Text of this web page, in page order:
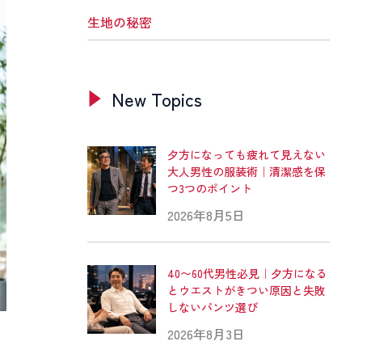
生地の秘密
New Topics
夕方になっても疲れて見えない
大人男性の服装術｜清潔感を保
つ3つのポイント
2026年8月5日
40〜60代男性必見｜夕方になる
とウエストがきつい原因と失敗
しないパンツ選び
2026年8月3日